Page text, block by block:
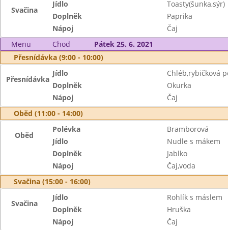
Svačina
Jídlo
Toasty(šunka,sýr)
Doplněk
Paprika
Nápoj
Čaj
Menu
Chod
Pátek 25. 6. 2021
Přesnídávka (9:00 - 10:00)
Přesnídávka
Jídlo
Chléb,rybičková
Doplněk
Okurka
Nápoj
Čaj
Oběd (11:00 - 14:00)
Oběd
Polévka
Bramborová
Jídlo
Nudle s mákem
Doplněk
Jablko
Nápoj
Čaj,voda
Svačina (15:00 - 16:00)
Svačina
Jídlo
Rohlík s máslem
Doplněk
Hruška
Nápoj
Čaj